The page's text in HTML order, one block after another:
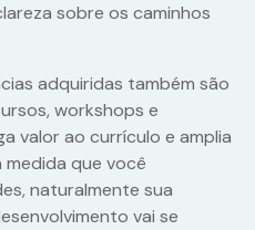
sobre os caminhos
adquiridas também são
workshops e
valor ao currículo e amplia
medida que você
naturalmente sua
vai se